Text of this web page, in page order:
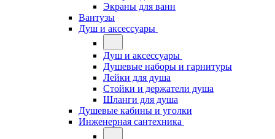
Экраны для ванн
Вантузы
Душ и аксессуары
Душ и аксессуары
Душевые наборы и гарнитуры
Лейки для душа
Стойки и держатели душа
Шланги для душа
Душевые кабины и уголки
Инженерная сантехника